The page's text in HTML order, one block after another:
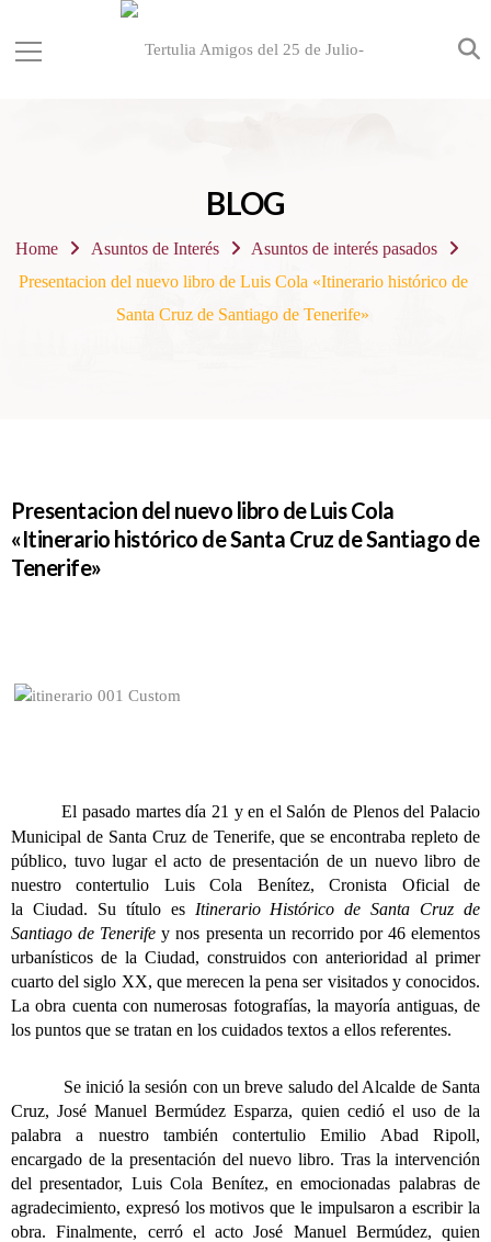
BLOG
Home Asuntos de Interés
Asuntos de interés pasados
Presentacion del nuevo libro de Luis Cola «Itinerario histórico de
Santa Cruz de Santiago de Tenerife»
Presentacion del nuevo libro de Luis Cola
«Itinerario histórico de Santa Cruz de Santiago de
Tenerife»
El pasado martes día 21 y en el Salón de Plenos del Palacio
Municipal de Santa Cruz de Tenerife, que se encontraba repleto de
público, tuvo lugar el acto de presentación de un nuevo libro de
nuestro contertulio Luis Cola Benítez, Cronista Oficial de
la Ciudad. Su título es Itinerario Histórico de Santa Cruz de
Santiago de Tenerife y nos presenta un recorrido por 46 elementos
urbanísticos de la Ciudad, construidos con anterioridad al primer
cuarto del siglo XX, que merecen la pena ser visitados y conocidos.
La obra cuenta con numerosas fotografías, la mayoría antiguas, de
los puntos que se tratan en los cuidados textos a ellos referentes.
Se inició la sesión con un breve saludo del Alcalde de Santa
Cruz, José Manuel Bermúdez Esparza, quien cedió el uso de la
palabra a nuestro también contertulio Emilio Abad Ripoll,
encargado de la presentación del nuevo libro. Tras la intervención
del presentador, Luis Cola Benítez, en emocionadas palabras de
agradecimiento, expresó los motivos que le impulsaron a escribir la
obra. Finalmente, cerró el acto José Manuel Bermúdez, quien